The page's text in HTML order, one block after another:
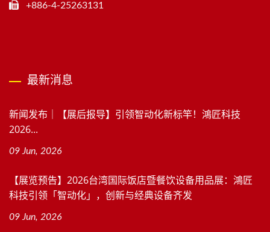
+886-4-25263131
最新消息
新闻发布｜【展后报导】引领智动化新标竿！鴻匠科技
2026...
09 Jun, 2026
【展览预告】2026台湾国际饭店暨餐饮设备用品展：鴻匠
科技引领「智动化」，创新与经典设备齐发
09 Jun, 2026